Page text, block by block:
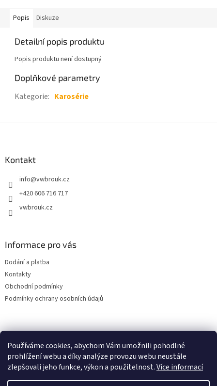
Používáme cookies, abychom Vám umožnili pohodlné
prohlížení webu a díky analýze provozu webu neustále
zlepšovali jeho funkce, výkon a použitelnost.Více informací
Popis Diskuze
Detailní popis produktu
Popis produktu není dostupný
Doplňkové parametry
Kategorie: Karosérie
Kontakt
info@vwbrouk.cz
+420 606 716 717
vwbrouk.cz
Informace pro vás
Dodání a platba
Kontakty
Obchodní podmínky
Podmínky ochrany osobních údajů